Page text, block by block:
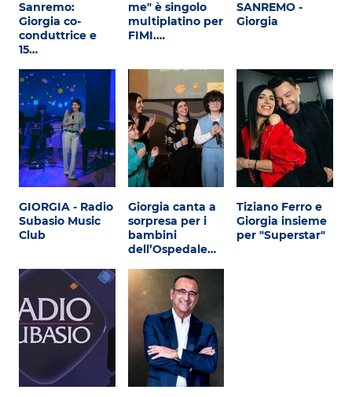
Sanremo:
Giorgia co-
conduttrice e
15…
me" è singolo
multiplatino per
FIMI.…
SANREMO -
Giorgia
GIORGIA - Radio
Subasio Music
Club
Giorgia canta a
sorpresa per i
bambini
dell’Ospedale…
Tiziano Ferro e
Giorgia insieme
per "Superstar"